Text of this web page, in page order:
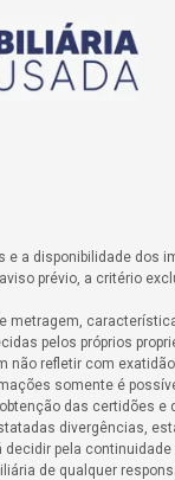
e a disponibilidade dos
prévio, a critério
metragem,
pelos próprios
não refletir com
somente é
das certidões
divergências,
decidir pela
de qualquer